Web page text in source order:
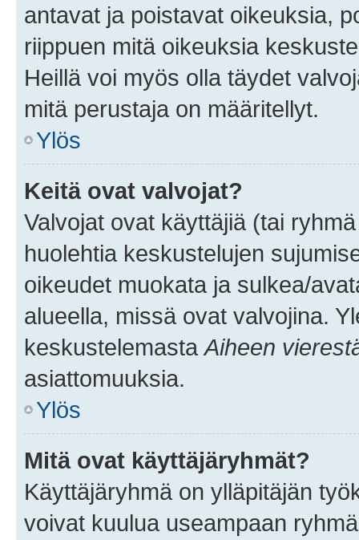
antavat ja poistavat oikeuksia,
riippuen mitä oikeuksia
Heillä voi myös olla täydet
mitä perustaja on määritellyt.
Ylös
Keitä ovat valvojat?
Valvojat ovat käyttäjiä (tai
huolehtia keskustelujen
oikeudet muokata ja sulkea/
alueella, missä ovat valvojina.
keskustelemasta Aiheen
asiattomuuksia.
Ylös
Mitä ovat käyttäjäryhmät?
Käyttäjäryhmä on ylläpitäjän
voivat kuulua useampaan